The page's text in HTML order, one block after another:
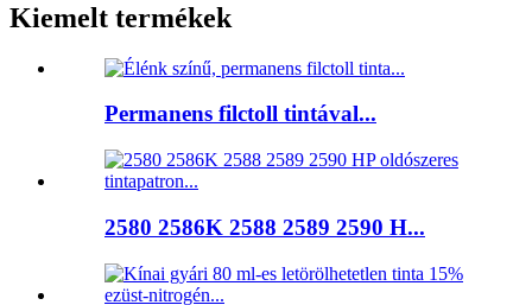
Kiemelt termékek
Permanens filctoll tintával...
2580 2586K 2588 2589 2590 H...